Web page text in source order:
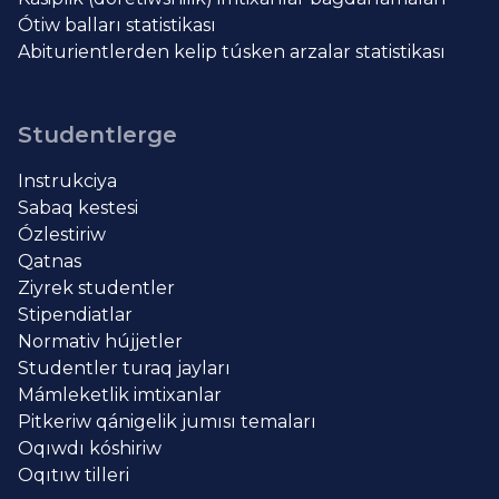
Ótiw balları statistikası
Abiturientlerden kelip túsken arzalar statistikası
Studentlerge
Instrukciya
Sabaq kestesi
Ózlestiriw
Qatnas
Ziyrek studentler
Stipendiatlar
Normativ hújjetler
Studentler turaq jayları
Mámleketlik imtixanlar
Pitkeriw qánigelik jumısı temaları
Oqıwdı kóshiriw
Oqıtıw tilleri